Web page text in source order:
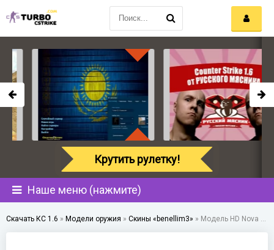
Наше меню (нажмите)
Скачать КС 1.6 » Модели оружия » Скины «benellim3» » Модель HD Nova «Wild Six» для CS 1.6
Крутить рулетку!